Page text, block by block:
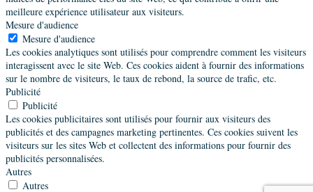
meilleure expérience utilisateur aux visiteurs.
Mesure d'audience
Mesure d'audience
Les cookies analytiques sont utilisés pour comprendre comment les visiteurs
interagissent avec le site Web. Ces cookies aident à fournir des informations
sur le nombre de visiteurs, le taux de rebond, la source de trafic, etc.
Publicité
Publicité
Les cookies publicitaires sont utilisés pour fournir aux visiteurs des
publicités et des campagnes marketing pertinentes. Ces cookies suivent les
visiteurs sur les sites Web et collectent des informations pour fournir des
publicités personnalisées.
Autres
Autres